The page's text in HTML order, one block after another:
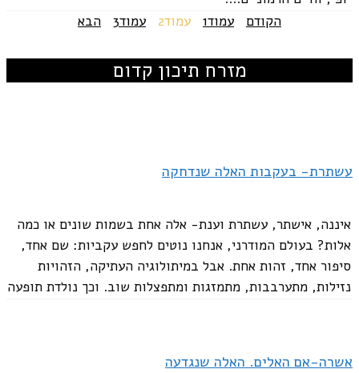
הקודם
עמוד1 עמוד2 עמוד3 הבא
מזרח תיכון קדום
עשתרת- בעקבות האלה שנדחקה
איננה, אישתר, עשתרת וענת- אלה אחת בשמות שונים או כמה
אלות? בעולם המודרני, אנחנו נוטים לחפש עקביות: שם אחד,
סיפור אחד, זהות אחת. אבל במיתולוגיה העתיקה, הזהויות
נזילות, מתערבבות, מתמזגות ומתפצלות שוב. וכך נולדת תופעה
אשרה-אם האלים. האלה שנגדעה